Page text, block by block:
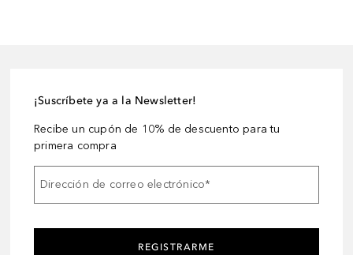
¡Suscríbete ya a la Newsletter!
Recibe un cupón de 10% de descuento para tu
primera compra
Dirección de correo electrónico*
REGISTRARME